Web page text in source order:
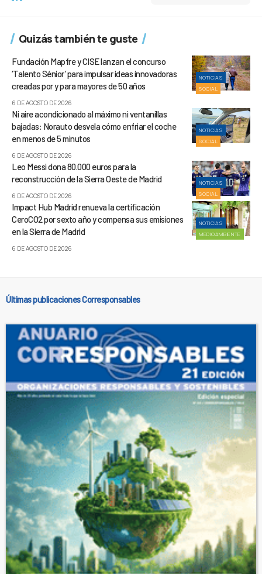
Quizás también te guste
NOTICIAS
SOCIAL
Fundación Mapfre y CISE lanzan el concurso
‘Talento Sénior’ para impulsar ideas innovadoras
creadas por y para mayores de 50 años
6 DE AGOSTO DE 2026
NOTICIAS
SOCIAL
Ni aire acondicionado al máximo ni ventanillas
bajadas: Norauto desvela cómo enfriar el coche
en menos de 5 minutos
6 DE AGOSTO DE 2026
NOTICIAS
SOCIAL
Leo Messi dona 80.000 euros para la
reconstrucción de la Sierra Oeste de Madrid
6 DE AGOSTO DE 2026
NOTICIAS
MEDIOAMBIENTE
Impact Hub Madrid renueva la certificación
CeroCO2 por sexto año y compensa sus emisiones
en la Sierra de Madrid
6 DE AGOSTO DE 2026
Últimas publicaciones Corresponsables